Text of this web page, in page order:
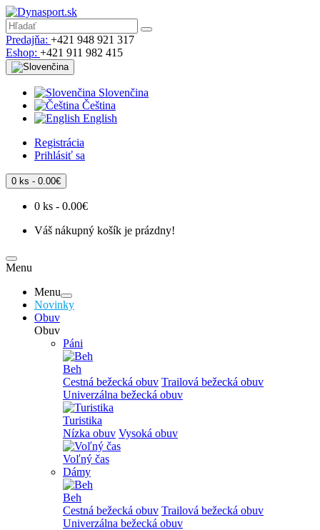
Predajňa: +421 948 921 317
Eshop: +421 911 982 415
Slovenčina
Čeština
English
Registrácia
Prihlásiť sa
0 ks - 0.00€
0 ks - 0.00€
Váš nákupný košík je prázdny!
Menu
Menu
Novinky
Obuv
Obuv
Páni
Beh
Cestná bežecká obuv Trailová bežecká obuv
Univerzálna bežecká obuv
Turistika
Nízka obuv Vysoká obuv
Voľný čas
Dámy
Beh
Cestná bežecká obuv Trailová bežecká obuv
Univerzálna bežecká obuv